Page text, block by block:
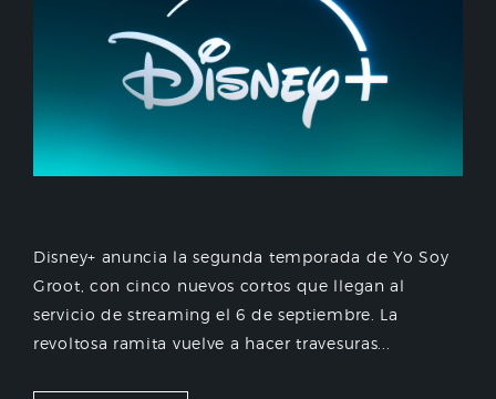
Disney+ anuncia la segunda temporada de Yo Soy
Groot, con cinco nuevos cortos que llegan al
servicio de streaming el 6 de septiembre. La
revoltosa ramita vuelve a hacer travesuras...